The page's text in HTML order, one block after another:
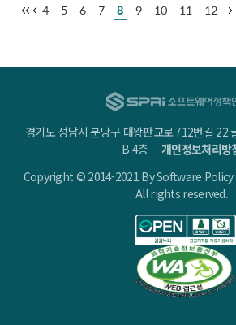
4 5 6 7 8 9 10 11 12
경기도 성남시 분당구 대왕판교로 712번길 22
B 4층개인정보처리방
Copyright © 2014-2021 By Software
All rights reserved.